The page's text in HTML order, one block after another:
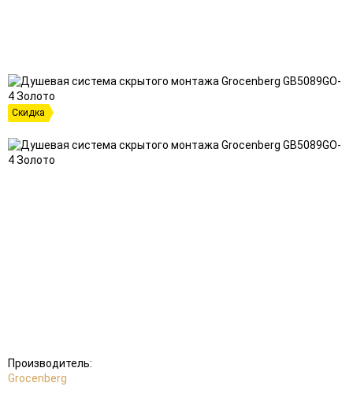
Скидка
в
избранное
к
сравнению
Производитель:
Grocenberg